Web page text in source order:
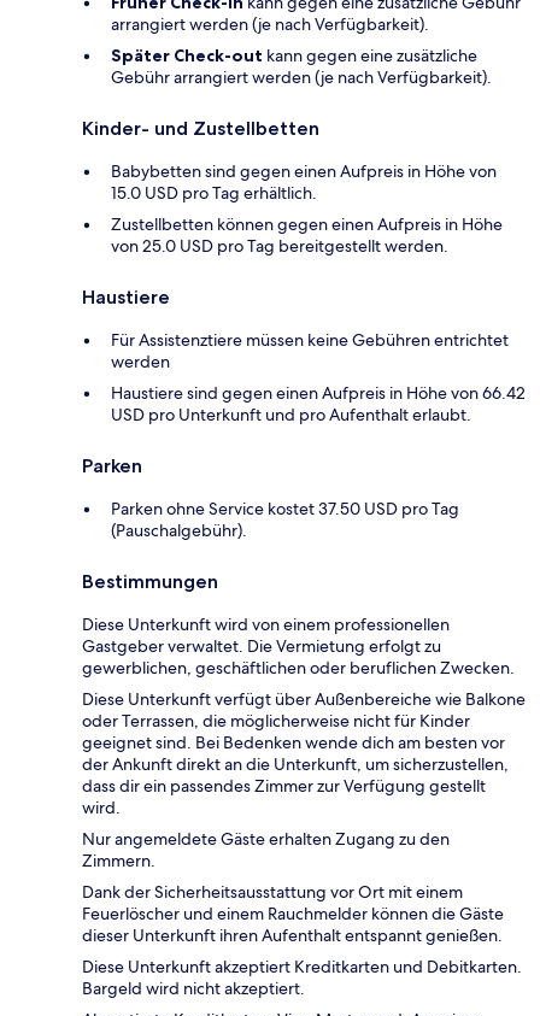
arrangiert werden (je nach Verfügbarkeit).
Später Check-out kann gegen eine zusätzliche
Gebühr arrangiert werden (je nach Verfügbarkeit).
Kinder- und Zustellbetten
Babybetten sind gegen einen Aufpreis in Höhe von
15.0 USD pro Tag erhältlich.
Zustellbetten können gegen einen Aufpreis in Höhe
von 25.0 USD pro Tag bereitgestellt werden.
Haustiere
Für Assistenztiere müssen keine Gebühren entrichtet
werden
Haustiere sind gegen einen Aufpreis in Höhe von 66.42
USD pro Unterkunft und pro Aufenthalt erlaubt.
Parken
Parken ohne Service kostet 37.50 USD pro Tag
(Pauschalgebühr).
Bestimmungen
Diese Unterkunft wird von einem professionellen
Gastgeber verwaltet. Die Vermietung erfolgt zu
gewerblichen, geschäftlichen oder beruflichen Zwecken.
Diese Unterkunft verfügt über Außenbereiche wie Balkone
oder Terrassen, die möglicherweise nicht für Kinder
geeignet sind. Bei Bedenken wende dich am besten vor
der Ankunft direkt an die Unterkunft, um sicherzustellen,
dass dir ein passendes Zimmer zur Verfügung gestellt
wird.
Nur angemeldete Gäste erhalten Zugang zu den
Zimmern.
Dank der Sicherheitsausstattung vor Ort mit einem
Feuerlöscher und einem Rauchmelder können die Gäste
dieser Unterkunft ihren Aufenthalt entspannt genießen.
Diese Unterkunft akzeptiert Kreditkarten und Debitkarten.
Bargeld wird nicht akzeptiert.